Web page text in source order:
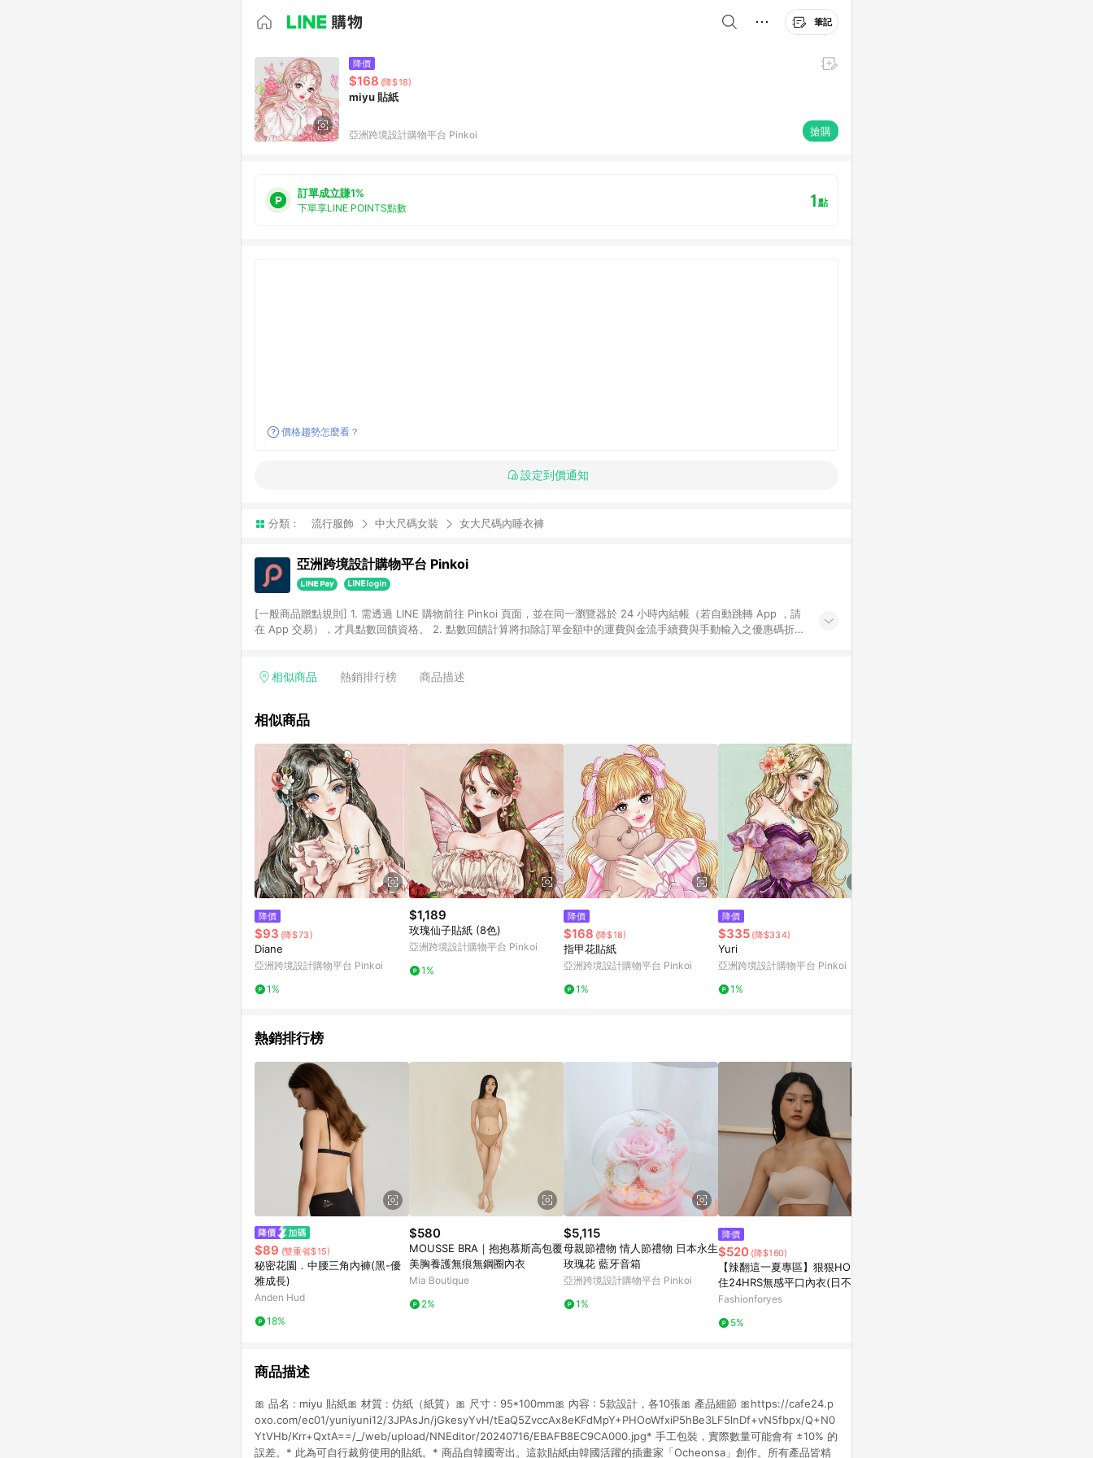
筆記
降價
$168 (降$18)
miyu 貼紙
亞洲跨境設計購物平台 Pinkoi 搶購
訂單成立賺1%
下單享LINE POINTS點數 1點
價格趨勢怎麼看？
設定到價通知
分類： 流行服飾 中大尺碼女裝 女大尺碼內睡衣褲
亞洲跨境設計購物平台 Pinkoi
[一般商品贈點規則] 1. 需透過 LINE 購物前往 Pinkoi 頁面，並在同一瀏覽器於 24 小時內結帳（若自動跳轉 App ，請
在 App 交易），才具點數回饋資格。 2. 點數回饋計算將扣除訂單金額中的運費與金流手續費與手動輸入之優惠碼折
格，部分退款不在此限。 6. APP 請更新至Android v4.6.0 / iOS v4.1.5 以上才具贈點資格。 7. 點數將於出貨後 45 天
使用規則請以點數紅包活動說明為準。 11. 若於 LINE 購物前往 Pinkoi 頁面後才首次下載 Pinkoi APP 並完成訂單，不
相似商品 熱銷排行榜 商品描述
相似商品
降價
$93 (降$73)
Diane
亞洲跨境設計購物平台 Pinkoi
1%
$1,189
玫瑰仙子貼紙 (8色)
亞洲跨境設計購物平台 Pinkoi
1%
降價
$168 (降$18)
指甲花貼紙
亞洲跨境設計購物平台 Pinkoi
1%
降價
$335 (降$334)
Yuri
亞洲跨境設計購物平台 Pinkoi
1%
熱銷排行榜
$89 (雙重省$15)
秘密花園．中腰三角內褲(黑-優
雅成長)
Anden Hud
18%
$580
MOUSSE BRA｜抱抱慕斯高包覆
美胸養護無痕無鋼圈內衣
Mia Boutique
2%
$5,115
母親節禮物 情人節禮物 日本永生
玫瑰花 藍牙音箱
亞洲跨境設計購物平台 Pinkoi
1%
降價
$520 (降$160)
【辣翻這一夏專區】狠狠HOLD
住24HRS無感平口內衣(日不落
款)
Fashionforyes
5%
商品描述
🎀 品名 : miyu 貼紙🎀 材質 : 仿紙（紙質）🎀 尺寸 : 95*100mm🎀 內容 : 5款設計，各10張🎀 產品細節 🎀https://cafe24.p
oxo.com/ec01/yuniyuni12/3JPAsJn/jGkesyYvH/tEaQ5ZvccAx8eKFdMpY+PHOoWfxiP5hBe3LF5lnDf+vN5fbpx/Q+N0
YtVHb/Krr+QxtA==/_/web/upload/NNEditor/20240716/EBAFB8EC9CA000.jpg* 手工包裝，實際數量可能會有 ±10% 的
誤差。* 此為可自行裁剪使用的貼紙。* 商品自韓國寄出。這款貼紙由韓國活躍的插畫家「Ocheonsa」創作。所有產品皆精